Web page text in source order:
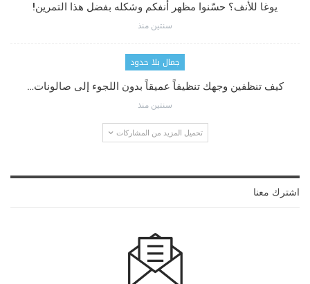
يوغا للأنف؟ حسّنوا مظهر أنفكم وشكله بفضل هذا التمرين!
سنتين منذ
جمال بلا حدود
كيف تنظفين وجهك تنظيفاً عميقاً بدون اللجوء إلى صالونات…
سنتين منذ
تحميل المزيد من المشاركات
اشترك معنا